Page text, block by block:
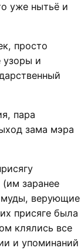
уже нытьё и
просто
узоры и
пара
зама мэра
(им заранее
верующие
присяге была
клялись все
и упоминаний